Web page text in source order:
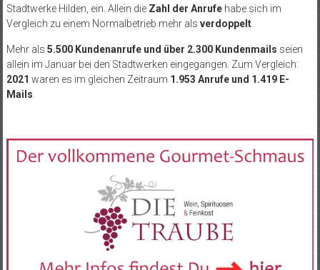
Stadtwerke Hilden, ein. Allein die Zahl der Anrufehabe sich im
Vergleich zu einem Normalbetrieb mehr als verdoppelt.
Mehr als 5.500 Kundenanrufe und über 2.300 Kundenmails seien
allein im Januar bei den Stadtwerken eingegangen. Zum Vergleich:
2021 waren es im gleichen Zeitraum 1.953 Anrufe und 1.419 E-
Mails